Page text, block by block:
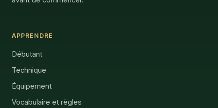
APPRENDRE
Débutant
Technique
Équipement
Vocabulaire et règles